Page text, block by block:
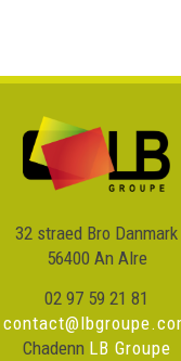
32 straed Bro Danmark
56400 An Alre
02 97 59 21 81
Chadenn LB Groupe